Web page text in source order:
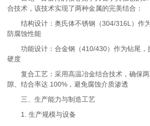
合技术，该技术实现了两种金属的完美结合：
结构设计：奥氏体不锈钢（304/316L）作
防腐蚀性能
功能设计：合金钢（410/430）作为钻尾，
硬度
复合工艺：采用高温冶金结合技术，确保
隙、结合率达 100%，避免腐蚀介质渗透
三、生产能力与制造工艺
1. 生产规模与设备